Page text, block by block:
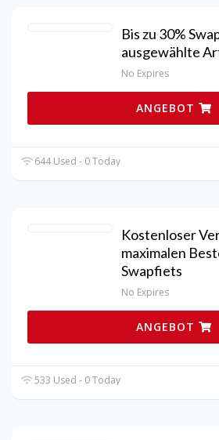
Bis zu 30%
ausgewählte
No Expires
ANGEBOT
644 Used - 0 Today
Kostenloser
maximalen
Swapfiets
No Expires
ANGEBOT
533 Used - 0 Today